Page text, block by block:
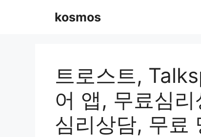
kosmos
트로스트,
어 앱, 무료심
심리상담, 무료